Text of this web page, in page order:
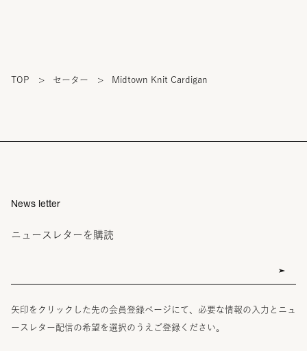
TOP > セーター > Midtown Knit Cardigan
News letter
ニュースレターを購読
矢印をクリックした先の会員登録ページにて、必要な情報の入力とニュ
ースレター配信の希望を選択のうえご登録ください。